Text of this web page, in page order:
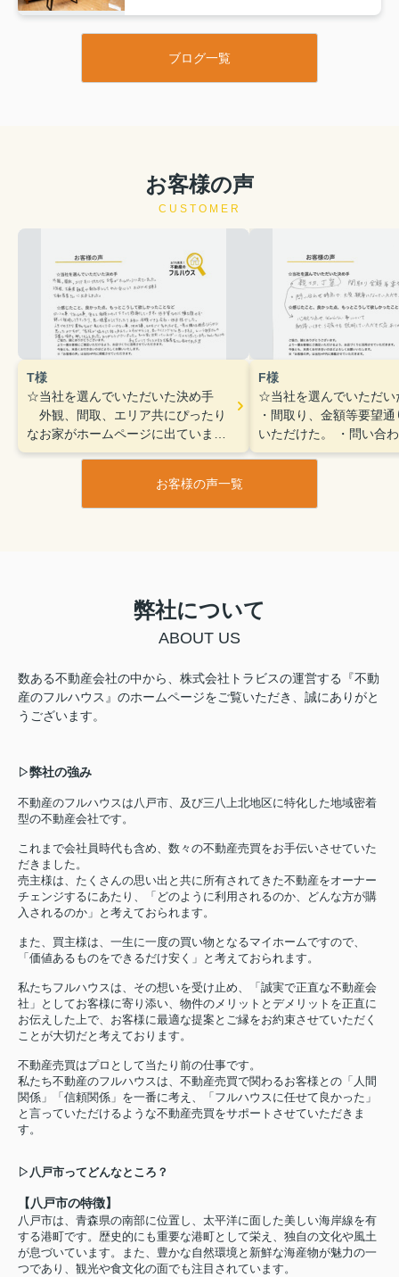
ブログ一覧
お客様の声
CUSTOMER
T様
☆当社を選んでいただいた決め手
外観、間取、エリア共にぴったり
なお家がホームページに出ていまし
た。2年ほど、不動産難民で数社目
不動産屋に出合えました。 ☆感じ
たこと、良かった点、もっとこうし
て下さったり、良い提案をして下さ
ったり本当に信頼できる会社・担当
様でした。人生での大きな買物なの
事、ものすごく多かったです。一度
は購入を断念しようかと思ったので
すが、「家族が協力して話し合えて
言葉も背中を押してもらえました。
く出向いていれば…今はそう思って
います。知人・友人にも声を大にし
てオススメする不動産屋さん見付け
ました！！
F様
☆当社を選んでいただい
・間取り、金額等要望
いただけた。
・問い合
で、大変親身になってい
欲しかったことなど
お客様の声一覧
弊社について
ABOUT US
数ある不動産会社の中から、株式会社トラビスの運営する『不動
産のフルハウス』のホームページをご覧いただき、誠にありがと
うございます。
▷弊社の強み
不動産のフルハウスは八戸市、及び三八上北地区に特化した地域密着
型の不動産会社です。
これまで会社員時代も含め、数々の不動産売買をお手伝いさせていた
だきました。
売主様は、たくさんの思い出と共に所有されてきた不動産をオーナー
チェンジするにあたり、「どのように利用されるのか、どんな方が購
入されるのか」と考えておられます。
また、買主様は、一生に一度の買い物となるマイホームですので、
「価値あるものをできるだけ安く」と考えておられます。
私たちフルハウスは、その想いを受け止め、「誠実で正直な不動産会
社」としてお客様に寄り添い、物件のメリットとデメリットを正直に
お伝えした上で、お客様に最適な提案とご縁をお約束させていただく
ことが大切だと考えております。
不動産売買はプロとして当たり前の仕事です。
私たち不動産のフルハウスは、不動産売買で関わるお客様との「人間
関係」「信頼関係」を一番に考え、「フルハウスに任せて良かった」
と言っていただけるような不動産売買をサポートさせていただきま
す。
▷八戸市ってどんなところ？
【八戸市の特徴】
八戸市は、青森県の南部に位置し、太平洋に面した美しい海岸線を有
する港町です。歴史的にも重要な港町として栄え、独自の文化や風土
が息づいています。また、豊かな自然環境と新鮮な海産物が魅力の一
つであり、観光や食文化の面でも注目されています。